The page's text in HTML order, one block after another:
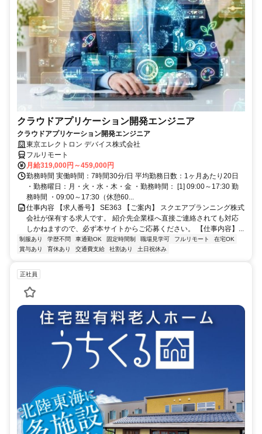
クラウドアプリケーション開発エンジニア
クラウドアプリケーション開発エンジニア
東京エレクトロン デバイス株式会社
フルリモート
月給319,000円～459,000円
勤務時間 実働時間：7時間30分/日 平均勤務日数：1ヶ月あたり20日
・勤務曜日：月・火・水・木・金 ・勤務時間： [1] 09:00～17:30 勤
務時間 ・09:00～17:30（休憩60...
仕事内容 【求人番号】 SE363 【ご案内】 スクエアプランニング株式
会社が保有する求人です。 紹介先企業様へ直接ご連絡されても対応
しかねますので、必ず本サイトからご応募ください。 【仕事内容】...
制服あり 学歴不問 車通勤OK 固定時間制 職場見学可 フルリモート
在宅OK
賞与あり
育休あり 交通費支給 社割あり 土日祝休み
正社員